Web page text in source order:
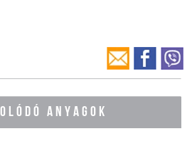
ANYAGOK